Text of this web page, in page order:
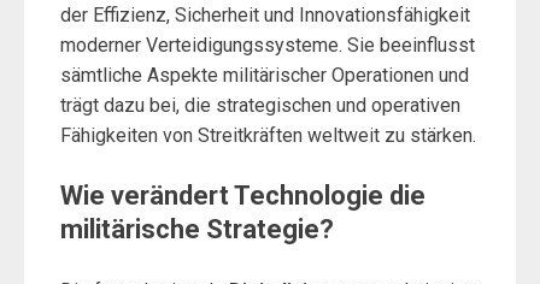
der Effizienz, Sicherheit und Innovationsfähigkeit
moderner Verteidigungssysteme. Sie beeinflusst
sämtliche Aspekte militärischer Operationen und
trägt dazu bei, die strategischen und operativen
Fähigkeiten von Streitkräften weltweit zu stärken.
Wie verändert Technologie die
militärische Strategie?